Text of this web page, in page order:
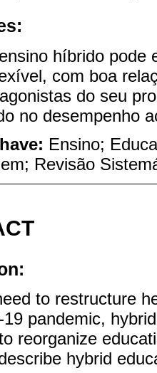
híbrido pode
com boa
do seu
no desempenho
Ensino;
Revisão
to restructure
pandemic,
reorganize
hybrid